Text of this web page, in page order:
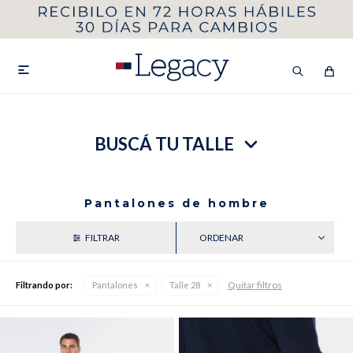

BUSCÁ TU TALLE
Pantalones de hombre
Filtrando por: Pantalones Talle 28 Quitar filtros
MI CUENTA
VER COLECCIÓN DE HOMBRE
Remeras Camisas